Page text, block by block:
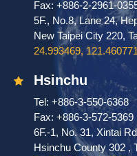
Fax: +886-2-2961-
5F., No.8, Lane 24,
New Taipei City 220,
24.993469,
Hsinchu
Tel: +886-3-550-6368
Fax: +886-3-572-5369
6F.-1, No. 31, Xintai
Hsinchu County 302 ,